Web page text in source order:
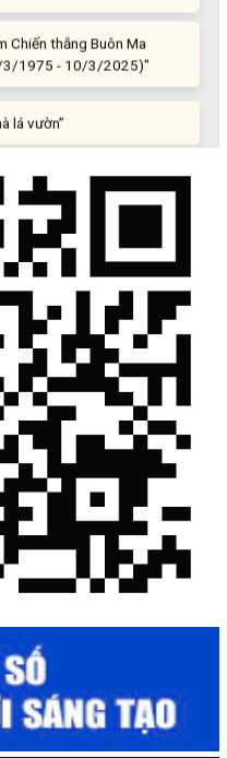
Chiến thắng Buôn Ma
3/1975 - 10/3/2025)"
lá vườn”
đột phá
sản
bè trong nước và quốc tế
ngành Cà phê và sản
Khơi thông mọi nguồn
kinh tế - xã hội năm
thắng Buôn Ma
3/1975 - 10/3/2025)"